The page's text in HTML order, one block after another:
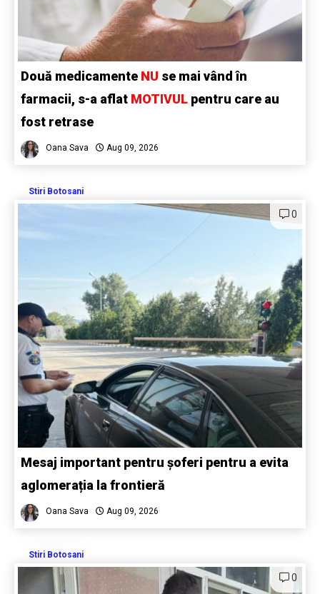
Două medicamente NU se mai vând în
farmacii, s-a aflat MOTIVUL pentru care au
fost retrase
Oana Sava Aug 09, 2026
Stiri Botosani
0
Mesaj important pentru șoferi pentru a evita
aglomerația la frontieră
Oana Sava Aug 09, 2026
Stiri Botosani
0